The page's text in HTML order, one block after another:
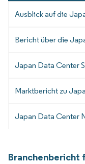
Ausblick auf die
Bericht über die
Japan Data Center
Marktbericht zu
Japan Data Center
Branchenbericht